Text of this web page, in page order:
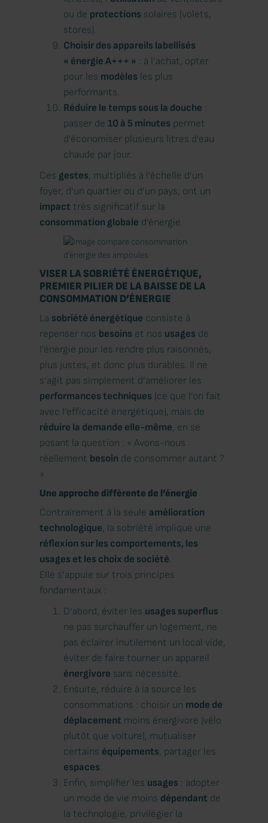
ou de protections solaires (volets,
stores).
Choisir des appareils labellisés
« énergie A+++ » : à l’achat, opter
pour les modèles les plus
performants.
Réduire le temps sous la douche :
passer de 10 à 5 minutes permet
d’économiser plusieurs litres d’eau
chaude par jour.
Ces gestes, multipliés à l’échelle d’un
foyer, d’un quartier ou d’un pays, ont un
impact très significatif sur la
consommation globale d’énergie.
VISER LA SOBRIÉTÉ ÉNERGÉTIQUE,
PREMIER PILIER DE LA BAISSE DE LA
CONSOMMATION D’ÉNERGIE
La sobriété énergétique consiste à
repenser nos besoins et nos usages de
l’énergie pour les rendre plus raisonnés,
plus justes, et donc plus durables. Il ne
s’agit pas simplement d’améliorer les
performances techniques (ce que l’on fait
avec l’efficacité énergétique), mais de
réduire la demande elle-même, en se
posant la question : « Avons-nous
réellement besoin de consommer autant ?
»
Une approche différente de l’énergie
Contrairement à la seule amélioration
technologique, la sobriété implique une
réflexion sur les comportements, les
usages et les choix de société.
Elle s’appuie sur trois principes
fondamentaux :
D’abord, éviter les usages superflus :
ne pas surchauffer un logement, ne
pas éclairer inutilement un local vide,
éviter de faire tourner un appareil
énergivore sans nécessité.
Ensuite, réduire à la source les
consommations : choisir un mode de
déplacement moins énergivore (vélo
plutôt que voiture), mutualiser
certains équipements, partager les
espaces.
Enfin, simplifier les usages : adopter
un mode de vie moins dépendant de
la technologie, privilégier la